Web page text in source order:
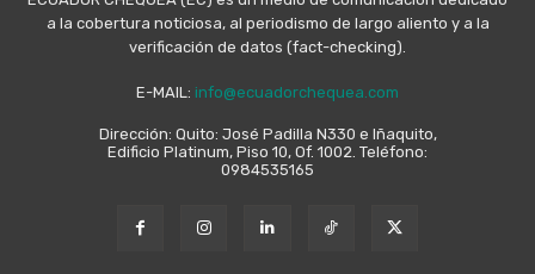
a la cobertura noticiosa, al periodismo de largo aliento y a la
verificación de datos (fact-checking).
E-MAIL: info@ecuadorchequea.com
Dirección: Quito: José Padilla N330 e Iñaquito,
Edificio Platinum, Piso 10, Of. 1002. Teléfono:
0984535165